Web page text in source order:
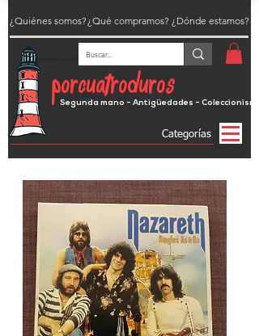
porcuatroduros
Segunda mano - Antigüedades - Coleccionismo
¿Dónde estamos?
¿Quiénes somos?
Categorías
¿Qué compramos?